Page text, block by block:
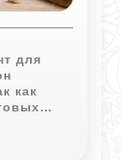
для
как